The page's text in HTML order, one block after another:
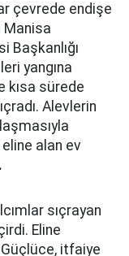
çevrede endişe
Manisa
Başkanlığı
yangına
kısa sürede
Alevlerin
eline alan ev
.
sıçrayan
Eline
itfaiye